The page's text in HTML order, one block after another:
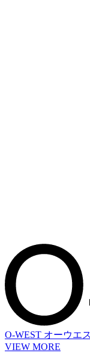
O-WEST オーウエ
VIEW MORE